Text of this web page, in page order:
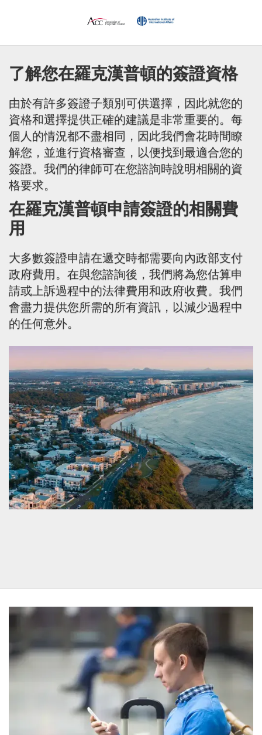
了解您在羅克漢普頓的簽證資格
由於有許多簽證子類別可供選擇，因此就您的
資格和選擇提供正確的建議是非常重要的。每
個人的情況都不盡相同，因此我們會花時間瞭
解您，並進行資格審查，以便找到最適合您的
簽證。我們的律師可在您諮詢時說明相關的資
格要求。
在羅克漢普頓申請簽證的相關費
用
大多數簽證申請在遞交時都需要向內政部支付
政府費用。在與您諮詢後，我們將為您估算申
請或上訴過程中的法律費用和政府收費。我們
會盡力提供您所需的所有資訊，以減少過程中
的任何意外。